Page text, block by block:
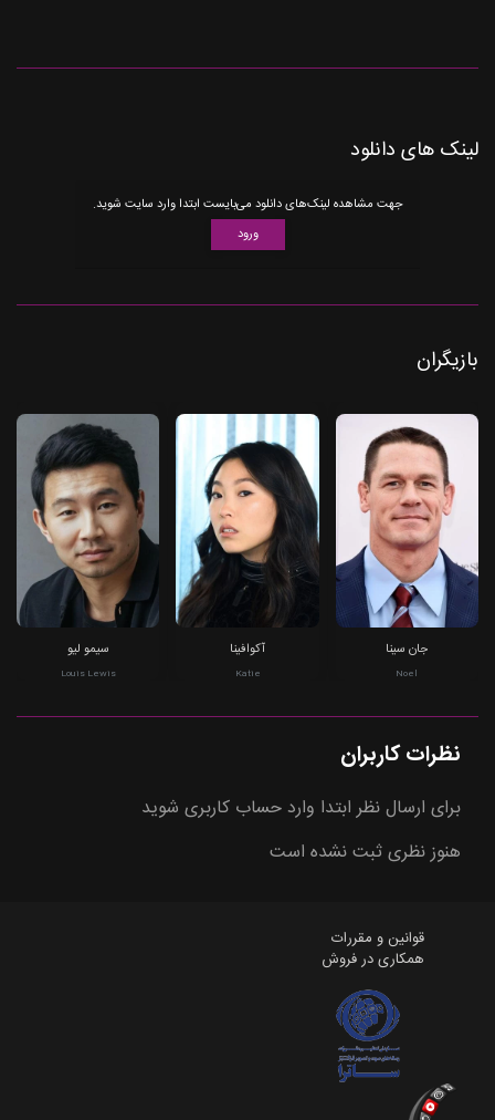
لینک های دانلود
جهت مشاهده لینک‌های دانلود می‌بایست ابتدا وارد سایت شوید.
ورود
بازیگران
جان سینا
Noel
آکوافینا
Katie
سيمو ليو
Louis Lewis
نظرات کاربران
برای ارسال نظر ابتدا وارد حساب کاربری شوید
هنوز نظری ثبت نشده است
قوانین و مقررات
همکاری در فروش